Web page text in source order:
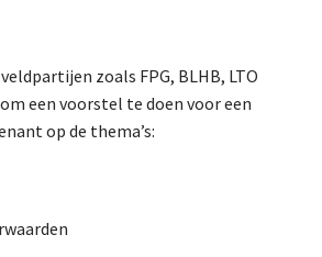
zoals FPG, BLHB, LTO
een voorstel te doen voor een
op de thema’s: